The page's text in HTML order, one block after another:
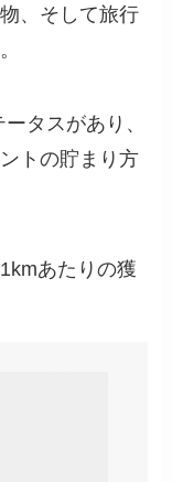
、そして旅行
タスがあり、
トの貯まり方
あたりの獲